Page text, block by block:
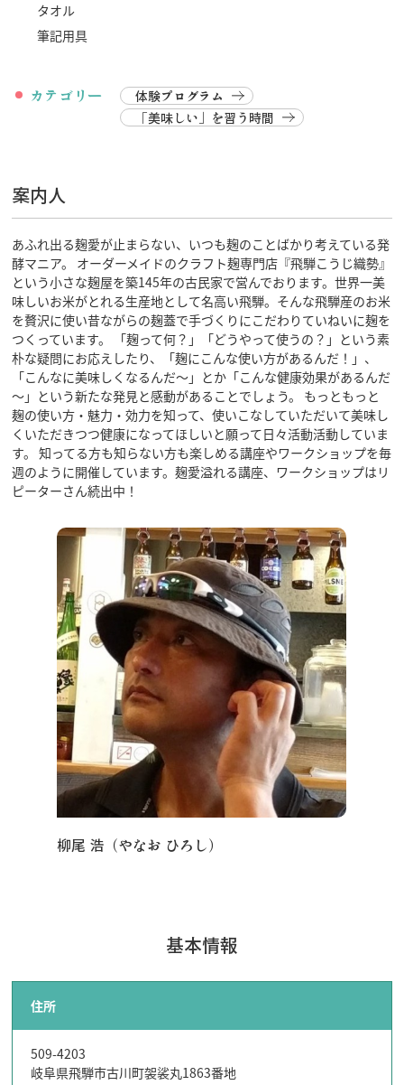
行きたいリスト
コラム
モデルコース
スポット
イベント
グルメ・おみやげ
飛騨市の６つの魅力
ひだじまん図鑑
交通機関・道路情報
飛騨古川の駐車場
よくある質問
お知らせ
当サイトについて
協会について
パンフレット
写真ダウンロード
お問い合わせ
タオル
筆記用具
カテゴリー
体験プログラム
「美味しい」を習う時間
案内人
あふれ出る麹愛が止まらない、いつも麹のことばかり考えている発
酵マニア。 オーダーメイドのクラフト麹専門店『飛騨こうじ織勢』
という小さな麹屋を築145年の古民家で営んでおります。世界一美
味しいお米がとれる生産地として名高い飛騨。そんな飛騨産のお米
を贅沢に使い昔ながらの麹蓋で手づくりにこだわりていねいに麹を
つくっています。 「麹って何？」「どうやって使うの？」という素
朴な疑問にお応えしたり、「麹にこんな使い方があるんだ！」、
「こんなに美味しくなるんだ～」とか「こんな健康効果があるんだ
～」という新たな発見と感動があることでしょう。 もっともっと
麹の使い方・魅力・効力を知って、使いこなしていただいて美味し
くいただきつつ健康になってほしいと願って日々活動活動していま
す。 知ってる方も知らない方も楽しめる講座やワークショップを毎
週のように開催しています。麹愛溢れる講座、ワークショップはリ
ピーターさん続出中！
柳尾 浩（やなお ひろし）
基本情報
住所
509-4203
岐阜県飛騨市古川町袈裟丸1863番地